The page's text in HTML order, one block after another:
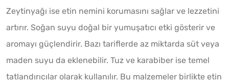
Zeytinyağı ise etin nemini korumasını sağlar ve lezzetini
artırır. Soğan suyu doğal bir yumuşatıcı etki gösterir ve
aromayı güçlendirir. Bazı tariflerde az miktarda süt veya
maden suyu da eklenebilir. Tuz ve karabiber ise temel
tatlandırıcılar olarak kullanılır. Bu malzemeler birlikte etin